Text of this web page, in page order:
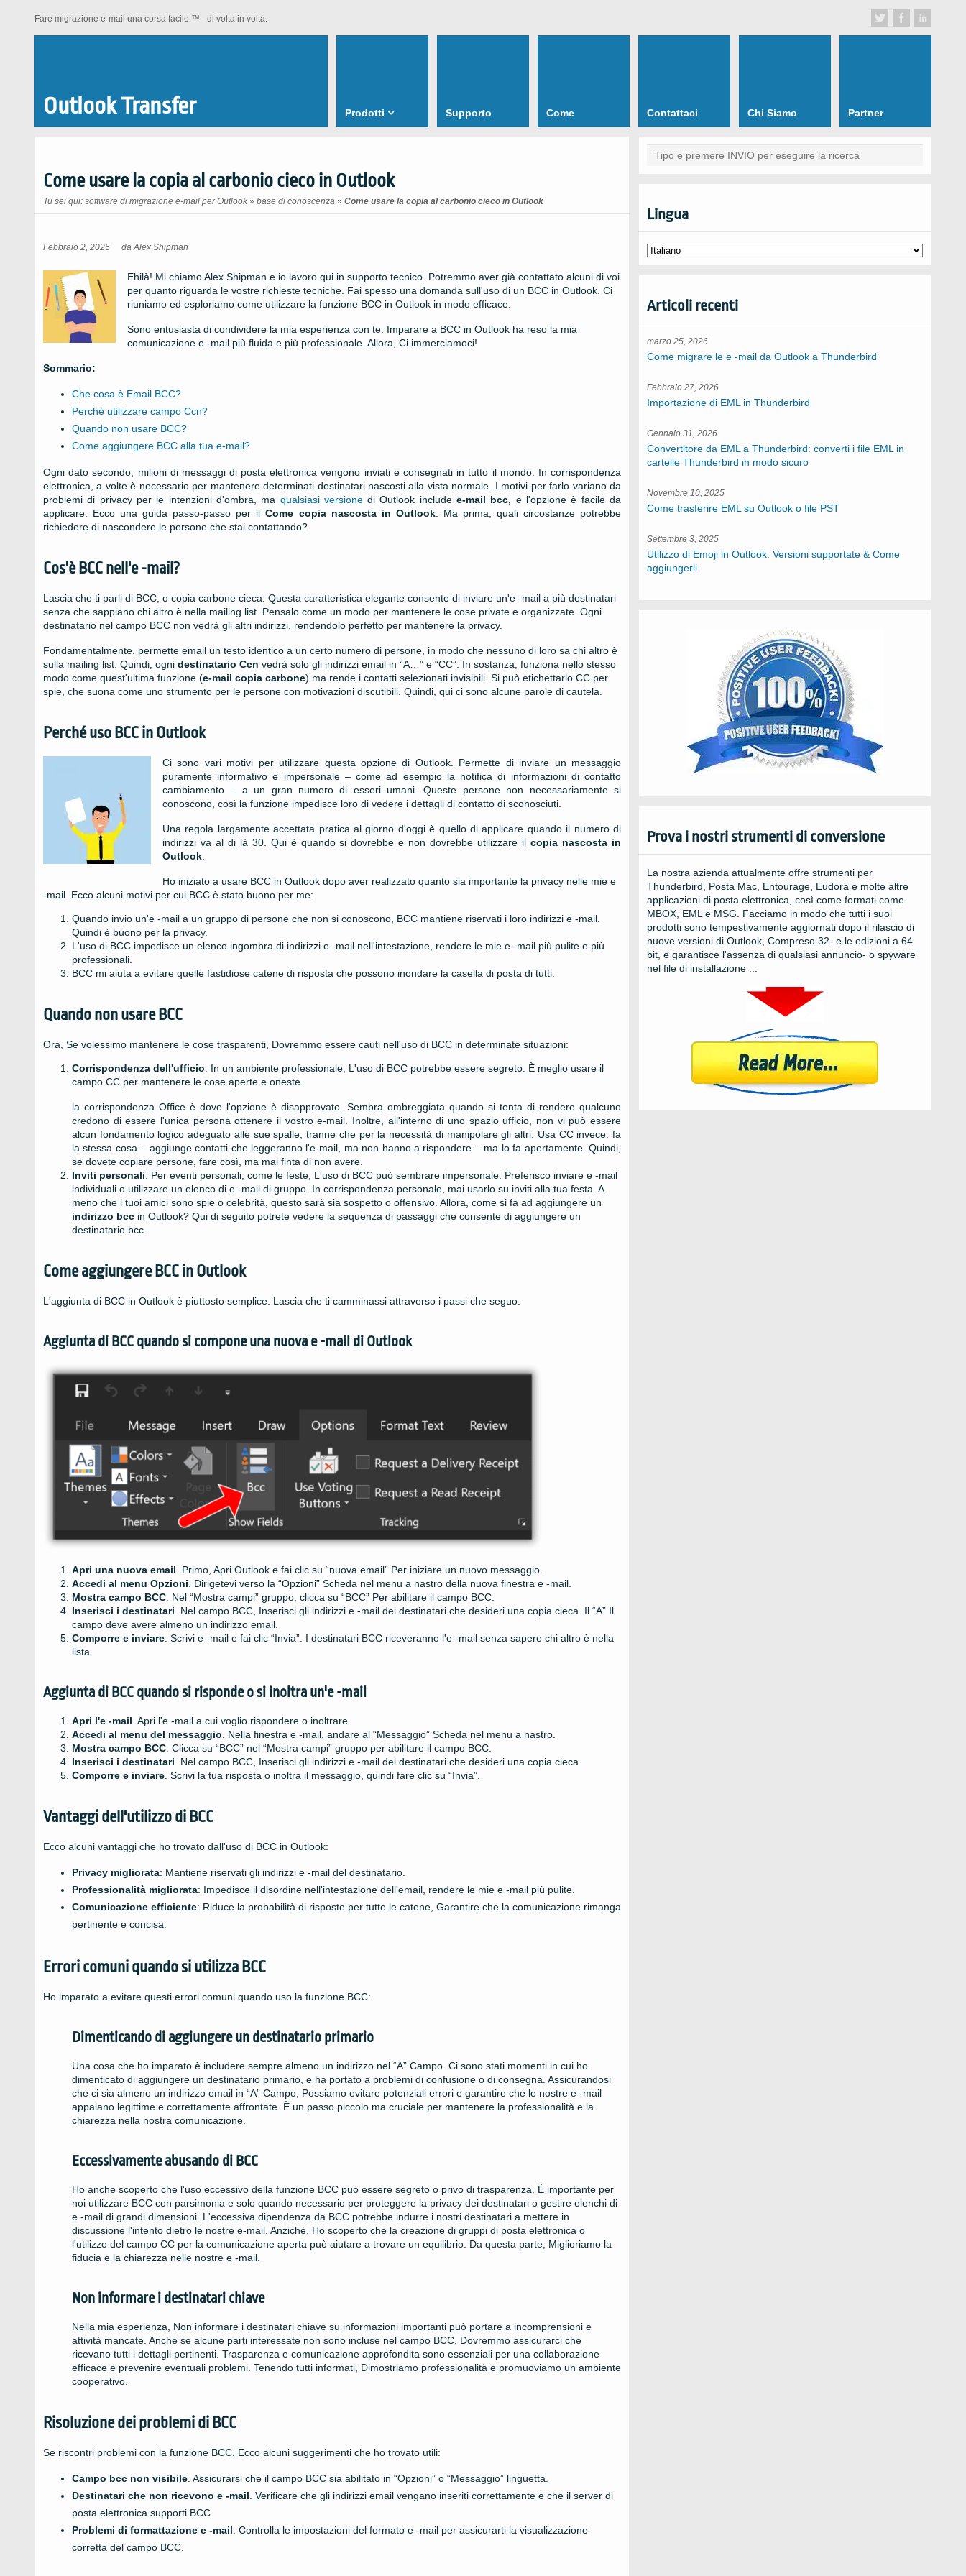
Fare migrazione e-mail una corsa facile ™ - di volta in volta.
Outlook Transfer Prodotti Supporto Come Contattaci Chi Siamo Partner
Come usare la copia al carbonio cieco in Outlook
Tu sei qui: software di migrazione e-mail per Outlook » base di conoscenza » Come usare la copia al carbonio cieco in Outlook
Febbraio 2, 2025 daAlex Shipman
Ehilà! Mi chiamo Alex Shipman e io lavoro qui in supporto tecnico. Potremmo aver già contattato alcuni di voi
per quanto riguarda le vostre richieste tecniche. Fai spesso una domanda sull'uso di un BCC in Outlook. Ci
riuniamo ed esploriamo come utilizzare la funzione BCC in Outlook in modo efficace.
Sono entusiasta di condividere la mia esperienza con te. Imparare a BCC in Outlook ha reso la mia
comunicazione e -mail più fluida e più professionale. Allora, Ci immerciamoci!
Sommario:
Che cosa è Email BCC?
Perché utilizzare campo Ccn?
Quando non usare BCC?
Come aggiungere BCC alla tua e-mail?
Ogni dato secondo, milioni di messaggi di posta elettronica vengono inviati e consegnati in tutto il mondo. In corrispondenza
elettronica, a volte è necessario per mantenere determinati destinatari nascosti alla vista normale. I motivi per farlo variano da
problemi di privacy per le intenzioni d'ombra, ma qualsiasi versionedi Outlook includee-mail bcc, e l'opzione è facile da
applicare. Ecco una guida passo-passo per ilCome copia nascosta in Outlook. Ma prima, quali circostanze potrebbe
richiedere di nascondere le persone che stai contattando?
Cos'è BCC nell'e -mail?
Lascia che ti parli di BCC, o copia carbone cieca. Questa caratteristica elegante consente di inviare un'e -mail a più destinatari
senza che sappiano chi altro è nella mailing list. Pensalo come un modo per mantenere le cose private e organizzate. Ogni
destinatario nel campo BCC non vedrà gli altri indirizzi, rendendolo perfetto per mantenere la privacy.
Fondamentalmente, permette email un testo identico a un certo numero di persone, in modo che nessuno di loro sa chi altro è
sulla mailing list. Quindi, ogni destinatario Ccn vedrà solo gli indirizzi email in “A…” e “CC”. In sostanza, funziona nello stesso
modo come quest'ultima funzione (e-mail copia carbone) ma rende i contatti selezionati invisibili. Si può etichettarlo CC per
spie, che suona come uno strumento per le persone con motivazioni discutibili. Quindi, qui ci sono alcune parole di cautela.
Perché uso BCC in Outlook
Ci sono vari motivi per utilizzare questa opzione di Outlook. Permette di inviare un messaggio
puramente informativo e impersonale – come ad esempio la notifica di informazioni di contatto
cambiamento – a un gran numero di esseri umani. Queste persone non necessariamente si
conoscono, così la funzione impedisce loro di vedere i dettagli di contatto di sconosciuti.
Una regola largamente accettata pratica al giorno d'oggi è quello di applicare quando il numero di
indirizzi va al di là 30. Qui è quando si dovrebbe e non dovrebbe utilizzare ilcopia nascosta in
Outlook
Ho iniziato a usare BCC in Outlook dopo aver realizzato quanto sia importante la privacy nelle mie e
-mail. Ecco alcuni motivi per cui BCC è stato buono per me:
Quando invio un'e -mail a un gruppo di persone che non si conoscono, BCC mantiene riservati i loro indirizzi e -mail.
Quindi è buono per la privacy.
L'uso di BCC impedisce un elenco ingombra di indirizzi e -mail nell'intestazione, rendere le mie e -mail più pulite e più
professionali.
BCC mi aiuta a evitare quelle fastidiose catene di risposta che possono inondare la casella di posta di tutti.
Quando non usare BCC
Ora, Se volessimo mantenere le cose trasparenti, Dovremmo essere cauti nell'uso di BCC in determinate situazioni:
Corrispondenza dell'ufficio: In un ambiente professionale, L'uso di BCC potrebbe essere segreto. È meglio usare il
campo CC per mantenere le cose aperte e oneste.
la corrispondenza Office è dove l'opzione è disapprovato. Sembra ombreggiata quando si tenta di rendere qualcuno
credono di essere l'unica persona ottenere il vostro e-mail. Inoltre, all'interno di uno spazio ufficio, non vi può essere
alcun fondamento logico adeguato alle sue spalle, tranne che per la necessità di manipolare gli altri. Usa CC invece. fa
la stessa cosa – aggiunge contatti che leggeranno l'e-mail, ma non hanno a rispondere – ma lo fa apertamente. Quindi,
se dovete copiare persone, fare così, ma mai finta di non avere.
Inviti personali: Per eventi personali, come le feste, L'uso di BCC può sembrare impersonale. Preferisco inviare e -mail
individuali o utilizzare un elenco di e -mail di gruppo. In corrispondenza personale, mai usarlo su inviti alla tua festa. A
meno che i tuoi amici sono spie o celebrità, questo sarà sia sospetto o offensivo. Allora, come si fa ad aggiungere un
indirizzo bcc in Outlook? Qui di seguito potrete vedere la sequenza di passaggi che consente di aggiungere un
destinatario bcc.
Come aggiungere BCC in Outlook
L'aggiunta di BCC in Outlook è piuttosto semplice. Lascia che ti camminassi attraverso i passi che seguo:
Aggiunta di BCC quando si compone una nuova e -mail di Outlook
Apri una nuova email. Primo, Apri Outlook e fai clic su “nuova email” Per iniziare un nuovo messaggio.
Accedi al menu Opzioni. Dirigetevi verso la “Opzioni” Scheda nel menu a nastro della nuova finestra e -mail.
Mostra campo BCC. Nel “Mostra campi” gruppo, clicca su “BCC” Per abilitare il campo BCC.
Inserisci i destinatari. Nel campo BCC, Inserisci gli indirizzi e -mail dei destinatari che desideri una copia cieca. Il “A” Il
campo deve avere almeno un indirizzo email.
Comporre e inviare. Scrivi e -mail e fai clic “Invia”. I destinatari BCC riceveranno l'e -mail senza sapere chi altro è nella
lista.
Aggiunta di BCC quando si risponde o si inoltra un'e -mail
Apri l'e -mail. Apri l'e -mail a cui voglio rispondere o inoltrare.
Accedi al menu del messaggio. Nella finestra e -mail, andare al “Messaggio” Scheda nel menu a nastro.
Mostra campo BCC. Clicca su “BCC” nel “Mostra campi” gruppo per abilitare il campo BCC.
Inserisci i destinatari. Nel campo BCC, Inserisci gli indirizzi e -mail dei destinatari che desideri una copia cieca.
Comporre e inviare. Scrivi la tua risposta o inoltra il messaggio, quindi fare clic su “Invia”.
Vantaggi dell'utilizzo di BCC
Ecco alcuni vantaggi che ho trovato dall'uso di BCC in Outlook:
Privacy migliorata: Mantiene riservati gli indirizzi e -mail del destinatario.
Professionalità migliorata: Impedisce il disordine nell'intestazione dell'email, rendere le mie e -mail più pulite.
Comunicazione efficiente: Riduce la probabilità di risposte per tutte le catene, Garantire che la comunicazione rimanga
pertinente e concisa.
Errori comuni quando si utilizza BCC
Ho imparato a evitare questi errori comuni quando uso la funzione BCC:
Dimenticando di aggiungere un destinatario primario
Una cosa che ho imparato è includere sempre almeno un indirizzo nel “A” Campo. Ci sono stati momenti in cui ho
dimenticato di aggiungere un destinatario primario, e ha portato a problemi di confusione o di consegna. Assicurandosi
che ci sia almeno un indirizzo email in “A” Campo, Possiamo evitare potenziali errori e garantire che le nostre e -mail
appaiano legittime e correttamente affrontate. È un passo piccolo ma cruciale per mantenere la professionalità e la
chiarezza nella nostra comunicazione.
Eccessivamente abusando di BCC
Ho anche scoperto che l'uso eccessivo della funzione BCC può essere segreto o privo di trasparenza. È importante per
noi utilizzare BCC con parsimonia e solo quando necessario per proteggere la privacy dei destinatari o gestire elenchi di
e -mail di grandi dimensioni. L'eccessiva dipendenza da BCC potrebbe indurre i nostri destinatari a mettere in
discussione l'intento dietro le nostre e-mail. Anziché, Ho scoperto che la creazione di gruppi di posta elettronica o
l'utilizzo del campo CC per la comunicazione aperta può aiutare a trovare un equilibrio. Da questa parte, Miglioriamo la
fiducia e la chiarezza nelle nostre e -mail.
Non informare i destinatari chiave
Nella mia esperienza, Non informare i destinatari chiave su informazioni importanti può portare a incomprensioni e
attività mancate. Anche se alcune parti interessate non sono incluse nel campo BCC, Dovremmo assicurarci che
ricevano tutti i dettagli pertinenti. Trasparenza e comunicazione approfondita sono essenziali per una collaborazione
efficace e prevenire eventuali problemi. Tenendo tutti informati, Dimostriamo professionalità e promuoviamo un ambiente
cooperativo.
Risoluzione dei problemi di BCC
Se riscontri problemi con la funzione BCC, Ecco alcuni suggerimenti che ho trovato utili:
Campo bcc non visibile. Assicurarsi che il campo BCC sia abilitato in “Opzioni” o “Messaggio” linguetta.
Destinatari che non ricevono e -mail. Verificare che gli indirizzi email vengano inseriti correttamente e che il server di
posta elettronica supporti BCC.
Problemi di formattazione e -mail. Controlla le impostazioni del formato e -mail per assicurarti la visualizzazione
corretta del campo BCC.
Lingua
Articoli recenti
marzo 25, 2026
Come migrare le e -mail da Outlook a Thunderbird
Febbraio 27, 2026
Importazione di EML in Thunderbird
Gennaio 31, 2026
Convertitore da EML a Thunderbird: converti i file EML in
cartelle Thunderbird in modo sicuro
Novembre 10, 2025
Come trasferire EML su Outlook o file PST
Settembre 3, 2025
Utilizzo di Emoji in Outlook: Versioni supportate & Come
aggiungerli
Prova i nostri strumenti di conversione
La nostra azienda attualmente offre strumenti per
Thunderbird, Posta Mac, Entourage, Eudora e molte altre
applicazioni di posta elettronica, così come formati come
MBOX, EML e MSG. Facciamo in modo che tutti i suoi
prodotti sono tempestivamente aggiornati dopo il rilascio di
nuove versioni di Outlook, Compreso 32- e le edizioni a 64
bit, e garantisce l'assenza di qualsiasi annuncio- o spyware
nel file di installazione ...